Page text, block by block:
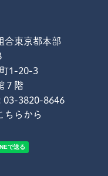
合東京都本部
1-20-3
７階
03-3820-8646
ちらから